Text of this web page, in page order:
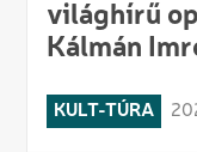
világhírű
Kálmán
KULT-TÚRA